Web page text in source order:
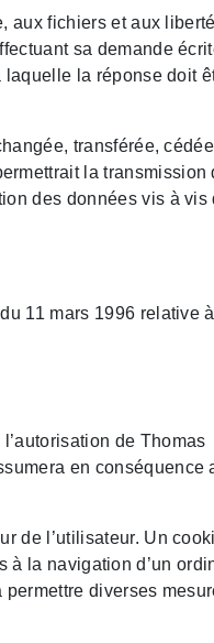
aux fichiers et aux
sa demande
laquelle la réponse doit
transférée,
la transmission
des données vis à vis
11 mars 1996 relative
de Thomas
en conséquence
de l’utilisateur. Un
à la navigation d’un
diverses